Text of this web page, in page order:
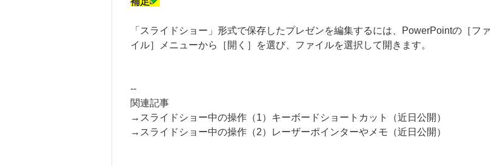
「スライドショー」形式で保存したプレゼンを編集するには、PowerPointの［ファ
イル］メニューから［開く］を選び、ファイルを選択して開きます。
--
関連記事
→スライドショー中の操作（1）キーボードショートカット（近日公開）
→スライドショー中の操作（2）レーザーポインターやメモ（近日公開）